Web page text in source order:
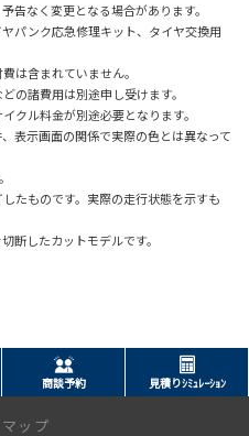
告なく変更となる場合があります。
パンク応急修理キット、タイヤ交換用
は含まれていません。
の諸費用は別途申し受けます。
クル料金が別途必要となります。
表示画面の関係で実際の色とは異なって
たものです。実際の走行状態を示すも
断したカットモデルです。
商談予約 見積りｼﾐｭﾚｰｼｮﾝ
ップ